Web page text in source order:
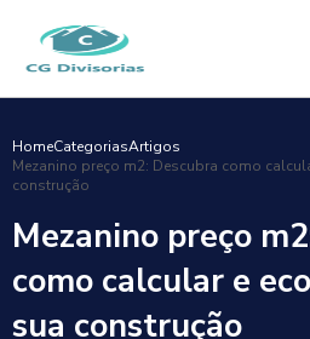
HomeCategoriasArtigos
Mezanino preço m2: Descubra como
construção
Mezanino preço
como calcular e
sua construção